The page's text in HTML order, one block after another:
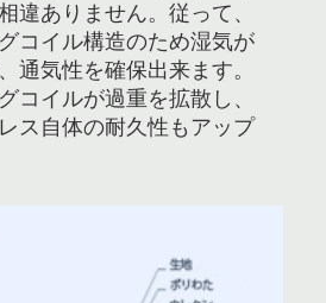
違ありません。従って、
コイル構造のため湿気が
通気性を確保出来ます。
コイルが過重を拡散し、
ス自体の耐久性もアップ